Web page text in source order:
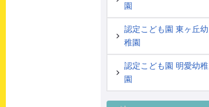
園
認定こども園 東ヶ丘幼
稚園
認定こども園 明愛幼稚
園